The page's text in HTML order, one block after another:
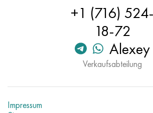
+1 (716) 524-
18-72
Alexey
Verkaufsabteilung
Impressum